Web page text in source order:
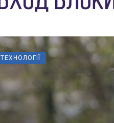
ТЕХНОЛОГІЇ